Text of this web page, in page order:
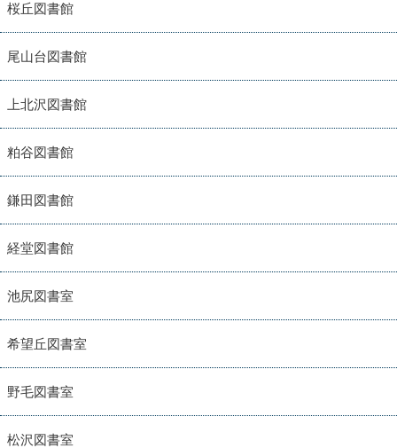
桜丘図書館
尾山台図書館
上北沢図書館
粕谷図書館
鎌田図書館
経堂図書館
池尻図書室
希望丘図書室
野毛図書室
松沢図書室